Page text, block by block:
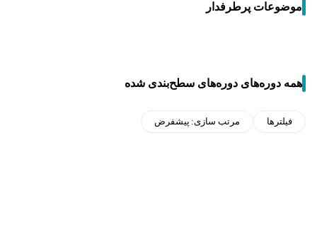
موضوعات پرطرفدار
همه دوره‌های دوره‌های سطح‌بندی شده
فیلترها مرتب سازی: پیشفرض